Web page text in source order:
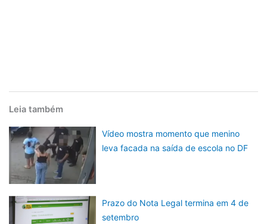
Leia também
Vídeo mostra momento que menino
leva facada na saída de escola no DF
Prazo do Nota Legal termina em 4 de
setembro